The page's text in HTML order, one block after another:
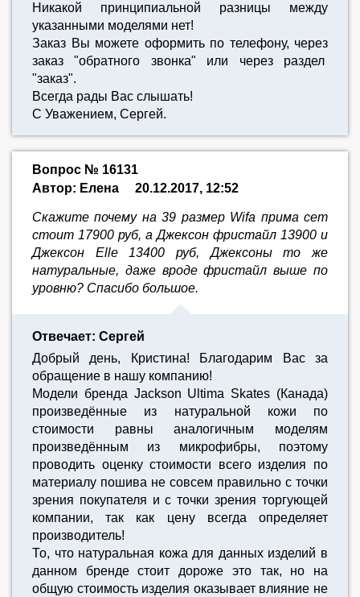
Никакой принципиальной разницы между
указанными моделями нет!
Заказ Вы можете оформить по телефону, через
заказ "обратного звонка" или через раздел
"заказ".
Всегда рады Вас слышать!
С Уважением, Сергей.
Вопрос № 16131
Автор: Елена
20.12.2017, 12:52
Скажите почему на 39 размер Wifa прима сет
стоит 17900 руб, а Джексон фристайл 13900 и
Джексон Elle 13400 руб, Джексоны то же
натуральные, даже вроде фристайл выше по
уровню? Спасибо большое.
Отвечает: Сергей
Добрый день, Кристина! Благодарим Вас за
обращение в нашу компанию!
Модели бренда Jackson Ultima Skates (Канада)
произведённые из натуральной кожи по
стоимости равны аналогичным моделям
произведённым из микрофибры, поэтому
проводить оценку стоимости всего изделия по
материалу пошива не совсем правильно с точки
зрения покупателя и с точки зрения торгующей
компании, так как цену всегда определяет
производитель!
То, что натуральная кожа для данных изделий в
данном бренде стоит дороже это так, но на
общую стоимость изделия оказывает влияние не